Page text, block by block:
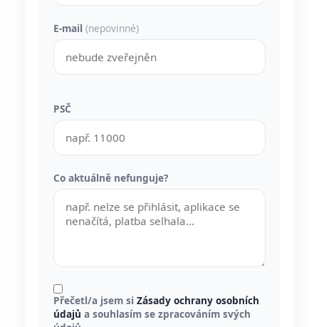
E-mail (nepovinné)
PSČ
Co aktuálně nefunguje?
Přečetl/a jsem si Zásady ochrany osobních
údajů a souhlasím se zpracováním svých